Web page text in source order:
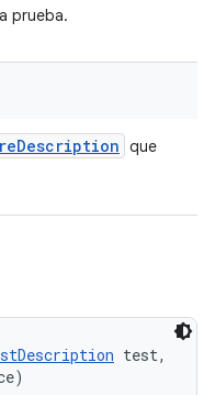
prueba.
Description que
test,